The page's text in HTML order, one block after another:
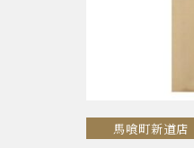
馬喰町新道店